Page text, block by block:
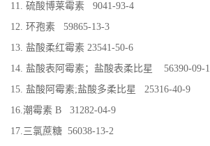
11. 硫酸博莱霉素 9041-93-4
12. 环孢素 59865-13-3
13. 盐酸柔红霉素 23541-50-6
14. 盐酸表阿霉素；盐酸表柔比星 56390-09-1
15. 盐酸阿霉素;盐酸多柔比星 25316-40-9
16.潮霉素 B 31282-04-9
17.三氯蔗糖 56038-13-2